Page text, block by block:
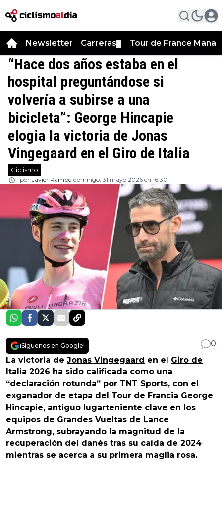
Newsletter Carreras Tour de France
“Hace dos años estaba en el
hospital preguntándose si
volvería a subirse a una
bicicleta”: George Hincapie
elogia la victoria de Jonas
Vingegaard en el Giro de Italia
Ciclismo
por Javier Rampe domingo, 31 mayo 2026 en 16:30
¡Síguenos en Google!
0
La victoria de Jonas Vingegaard en el Giro de
Italia 2026 ha sido calificada como una
“declaración rotunda” por TNT Sports, con el
exganador de etapa del Tour de Francia George
Hincapie, antiguo lugarteniente clave en los
equipos de Grandes Vueltas de Lance
Armstrong, subrayando la magnitud de la
recuperación del danés tras su caída de 2024
mientras se acerca a su primera maglia rosa.